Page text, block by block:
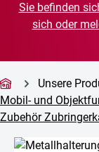
Sie befinden
sich oder
Unsere
Mobil- und
Zubehör
Bildergalerie